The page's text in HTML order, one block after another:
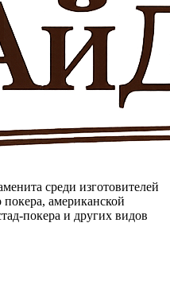
среди изготовителей
американской
покера и других видов